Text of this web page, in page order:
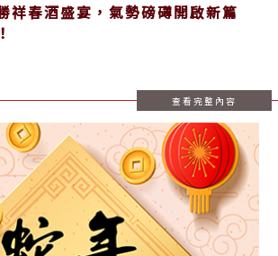
祥春酒盛宴，氣勢磅礡開啟新篇
查看完整內容